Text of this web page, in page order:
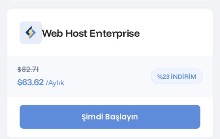
Web Host Enterprise
$82.71
$63.62 /Aylık
%23 İNDİRİM
Şimdi Başlayın